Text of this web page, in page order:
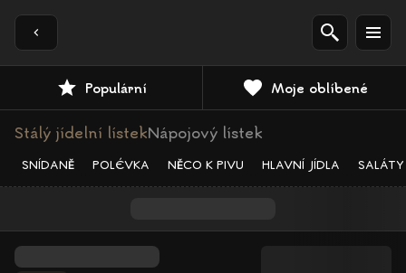
Populární Moje oblíbené
Stálý jídelní lístekNápojový lístek
SNÍDANĚ POLÉVKA NĚCO K PIVU HLAVNÍ JÍDLA SALÁTY